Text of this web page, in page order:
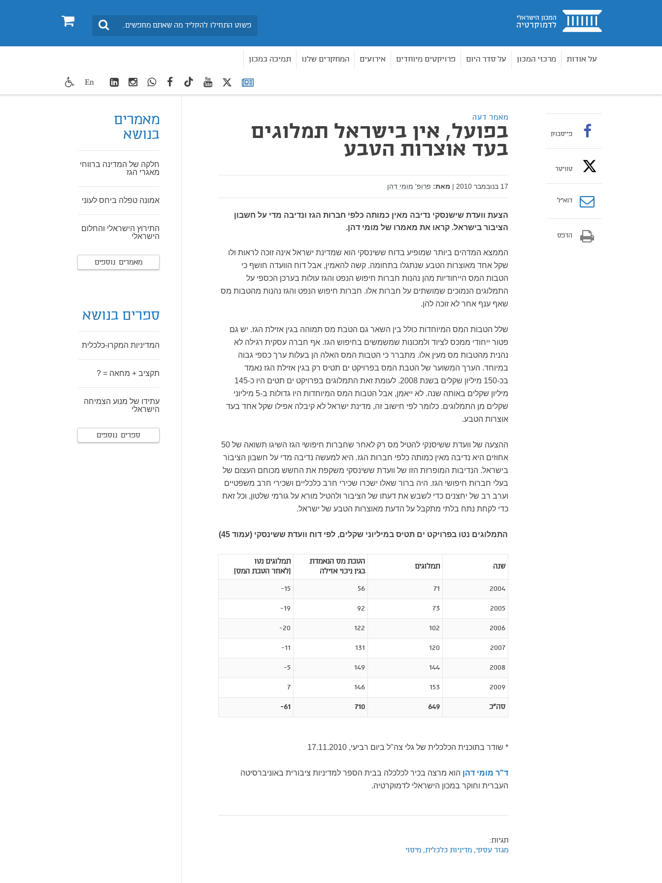
בית 0 חיפוש
על אודות מרכזי המכון על סדר היום פרויקטים מיוחדים אירועים המחקרים שלנו תמיכה במכון
רשימת
תפוצה
twitter
youtube
TikTok
facebook
WhatsApp
Instagram
LinkedIn
En
מאמר דעה
בפועל, אין בישראל תמלוגים
בעד אוצרות הטבע
17 בנובמבר 2010 | מאת: פרופ' מומי דהן
הצעת וועדת שישנסקי נדיבה מאין כמותה כלפי חברות הגז ונדיבה מדי על חשבון
הציבור בישראל. קראו את מאמרו של מומי דהן.
הממצא המדהים ביותר שמופיע בדוח ששינסקי הוא שמדינת ישראל אינה זוכה לראות ולו
שקל אחד מאוצרות הטבע שנתגלו בתחומה. קשה להאמין, אבל דוח הוועדה חושף כי
הטבות המס הייחודיות מהן נהנות חברות חיפוש הנפט והגז עולות בערכן הכספי על
התמלוגים הנמוכים שמושתים על חברות אלו. חברות חיפוש הנפט והגז נהנות מהטבות מס
שאף ענף אחר לא זוכה להן.
שלל הטבות המס המיוחדות כולל בין השאר גם הטבת מס תמוהה בגין אזילת הגז. יש גם
פטור ייחודי ממכס לציוד ולמכונות שמשמשים בחיפוש הגז. אף חברה עסקית רגילה לא
נהנית מהטבות מס מעין אלו. מתברר כי הטבות המס האלה הן בעלות ערך כספי גבוה
במיוחד. הערך המשוער של הטבת המס בפרויקט ים תטיס רק בגין אזילת הגז נאמד
בכ-150 מיליון שקלים בשנת 2008. לעומת זאת התמלוגים בפרויקט ים תטים היו כ-145
מיליון שקלים באותה שנה. לא ייאמן, אבל הטבות המס המיוחדות היו גדולות ב-5 מיליוני
שקלים מן התמלוגים. כלומר לפי חישוב זה, מדינת ישראל לא קיבלה אפילו שקל אחד בעד
אוצרות הטבע.
ההצעה של וועדת ששיסנקי להטיל מס רק לאחר שחברות חיפושי הגז השיגו תשואה של 50
אחוזים היא נדיבה מאין כמותה כלפי חברות הגז. היא למעשה נדיבה מדי על חשבון הציבור
בישראל. הנדיבות המופרזת הזו של וועדת ששינסקי משקפת את החשש מכוחם העצום של
בעלי חברות חיפושי הגז. היה ברור שאלו ישכרו שכירי חרב כלכליים ושכירי חרב משפטיים
וערב רב של יחצנים כדי לשבש את דעתו של הציבור ולהטיל מורא על גורמי שלטון, וכל זאת
כדי לקחת נתח בלתי מתקבל על הדעת מאוצרות הטבע של ישראל.
התמלוגים נטו בפרויקט ים תטיס במיליוני שקלים, לפי דוח וועדת ששינסקי (עמוד 45)
שנה תמלוגים
הטבת מס הנאמדת
בגין ניכוי אזילה
תמלוגים נטו
(לאחר הטבת המס)
2004
71
56
15-
2005
73
92
19-
2006
102
122
20-
2007
120
131
11-
2008
144
149
5-
2009
153
146
7
סה"כ
649
710
61-
* שודר בתוכנית הכלכלית של גלי צה"ל ביום רביעי, 17.11.2010
ד"ר מומי דהן הוא מרצה בכיר לכלכלה בבית הספר למדיניות ציבורית באוניברסיטה
העברית וחוקר במכון הישראלי לדמוקרטיה.
תגיות:
מגזר עסקי, מדיניות כלכלית, מיסוי
פייסבוק
טוויטר
דוא”ל
הדפס
מאמרים
בנושא
חלקה של המדינה ברווחי
מאגרי הגז
אמונה טפלה ביחס לעוני
התירוץ הישראלי והחלום
הישראלי
מאמרים נוספים
ספרים בנושא
המדיניות המקרו-כלכלית
תקציב + מחאה = ?
עתידו של מנוע הצמיחה
הישראלי
ספרים נוספים